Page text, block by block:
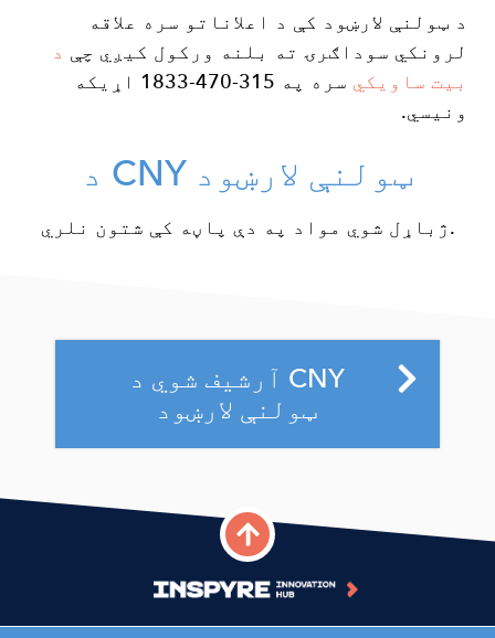
د ټولنې لارښود کې د اعلاناتو سره علاقه
لرونکي سوداګرۍ ته بلنه ورکول کیږي چې د
بیت ساویکي
سره په 315-470-1833 اړیکه
ونیسي.
د CNY ټولنې لارښود
آرشیف شوي د CNY
ټولنې لارښود
2023 CENTRAL NEW YORK
COMMUNITY GUIDE
November 14, 2023
2022 CENTRAL NEW YORK